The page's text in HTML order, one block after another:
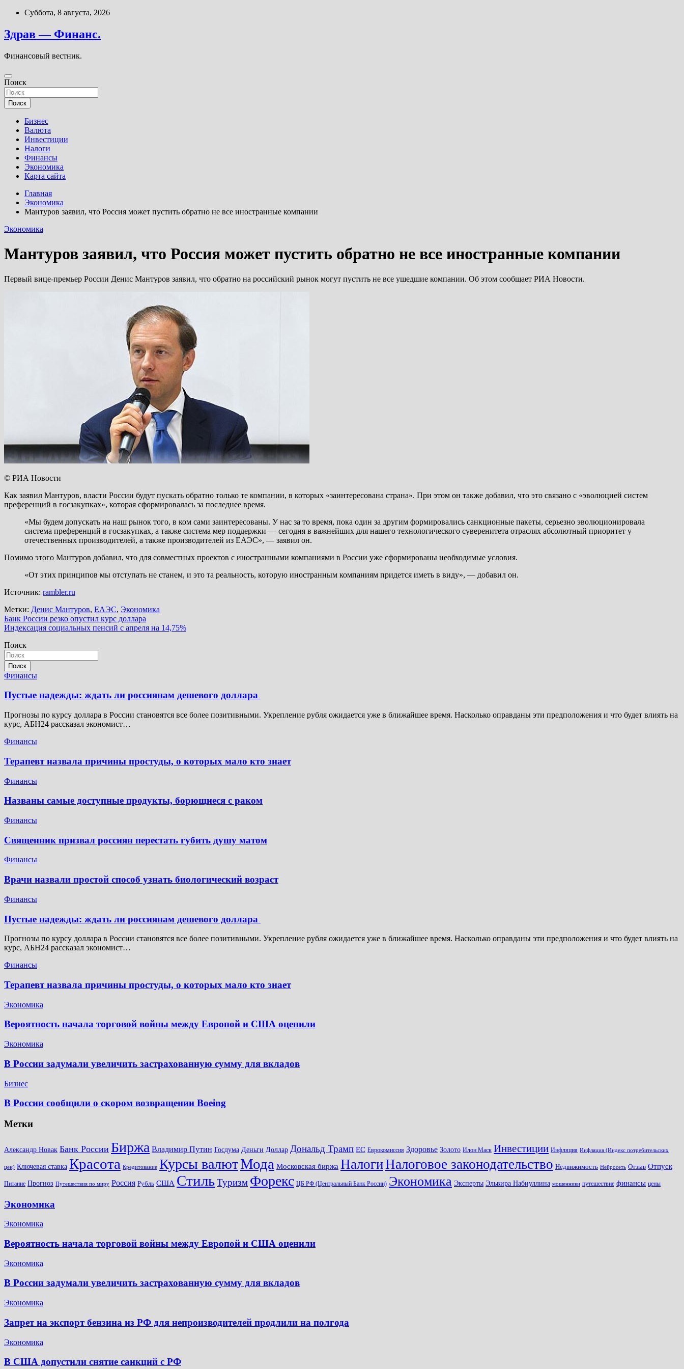
Перейти
содержимому
Суббота, 8 августа, 2026
Здрав — Финанс.
Финансовый вестник.
Поиск
Поиск
Бизнес
Валюта
Инвестиции
Налоги
Финансы
Экономика
Карта сайта
Главная
Экономика
Мантуров заявил, что Россия может пустить обратно не все иностранные компании
Экономика
Мантуров заявил, что Россия может пустить обратно не все иностранные компании
Первый вице-премьер России Денис Мантуров заявил, что обратно на российский рынок могут пустить не все ушедшие компании. Об этом сообщает РИА Новости.
© РИА Новости
Как заявил Мантуров, власти России будут пускать обратно только те компании, в которых «заинтересована страна». При этом он также добавил, что это связано с «эволюцией систем
преференций в госзакупках», которая сформировалась за последнее время.
«Мы будем допускать на наш рынок того, в ком сами заинтересованы. У нас за то время, пока один за другим формировались санкционные пакеты, серьезно эволюционировала
система преференций в госзакупках, а также система мер поддержки — сегодня в важнейших для нашего технологического суверенитета отраслях абсолютный приоритет у
отечественных производителей, а также производителей из ЕАЭС», — заявил он.
Помимо этого Мантуров добавил, что для совместных проектов с иностранными компаниями в России уже сформированы необходимые условия.
«От этих принципов мы отступать не станем, и это та реальность, которую иностранным компаниям придется иметь в виду», — добавил он.
Источник: rambler.ru
Метки: Денис Мантуров, ЕАЭС, Экономика
Навигация
по
записям
Банк России резко опустил курс доллара
Индексация социальных пенсий с апреля на 14,75%
Поиск
Поиск
Финансы
Пустые надежды: ждать ли россиянам дешевого доллара
Прогнозы по курсу доллара в России становятся все более позитивными. Укрепление рубля ожидается уже в ближайшее время. Насколько оправданы эти предположения и что будет влиять на
курс, АБН24 рассказал экономист…
Финансы
Терапевт назвала причины простуды, о которых мало кто знает
Финансы
Названы самые доступные продукты, борющиеся с раком
Финансы
Священник призвал россиян перестать губить душу матом
Финансы
Врачи назвали простой способ узнать биологический возраст
Финансы
Пустые надежды: ждать ли россиянам дешевого доллара
Прогнозы по курсу доллара в России становятся все более позитивными. Укрепление рубля ожидается уже в ближайшее время. Насколько оправданы эти предположения и что будет влиять на
курс, АБН24 рассказал экономист…
Финансы
Терапевт назвала причины простуды, о которых мало кто знает
Экономика
Вероятность начала торговой войны между Европой и США оценили
Экономика
В России задумали увеличить застрахованную сумму для вкладов
Бизнес
В России сообщили о скором возвращении Boeing
Метки
Александр Новак Банк России Биржа Владимир Путин Госдума Деньги Доллар Дональд Трамп ЕС Еврокомиссия Здоровье Золото Илон Маск Инвестиции Инфляция Инфляция (Индекс потребительских
цен) Ключевая ставка Красота Кредитование Курсы валютМода Московская биржа НалогиНалоговое законодательство Недвижимость Нейросеть Отзыв Отпуск
Питание Прогноз Путешествия по миру Россия Рубль США СтильТуризм Форекс ЦБ РФ (Центральный Банк России) Экономика Эксперты Эльвира Набиуллина мошенники путешествие финансы цены
Экономика
Экономика
Вероятность начала торговой войны между Европой и США оценили
Экономика
В России задумали увеличить застрахованную сумму для вкладов
Экономика
Запрет на экспорт бензина из РФ для непроизводителей продлили на полгода
Экономика
В США допустили снятие санкций с РФ